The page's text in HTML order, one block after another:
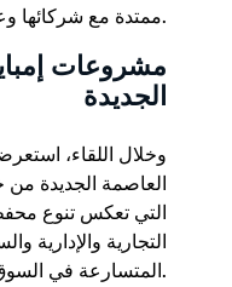
ممتدة مع شركائها وعملائها.
مشروعات
الجديدة
وخلال اللقاء،
العاصمة الجديدة
التي تعكس تنوع
التجارية والإدارية
المتسارعة في السوق العقاري المصري.